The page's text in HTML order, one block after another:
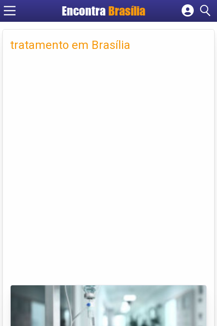
EncontraBrasília
Cadastrar empresa
Criar conta
tratamento em Brasília